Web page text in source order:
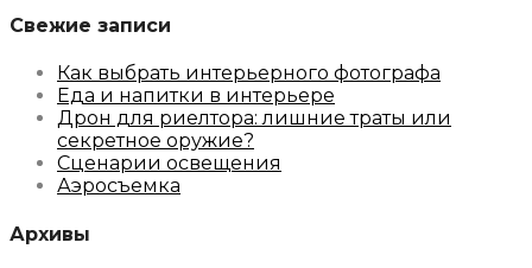
Свежие записи
Как выбрать интерьерного фотографа
Еда и напитки в интерьере
Дрон для риелтора: лишние траты или
секретное оружие?
Сценарии освещения
Аэросъемка
Архивы